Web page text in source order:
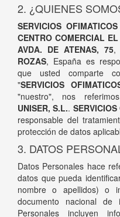
2. ¿QUIENES
SERVICIOS
CENTRO COMERCIAL
AVDA. DE ATENAS, 75,
ROZAS, España es
que usted comparte
"SERVICIOS
"nuestro", nos
UNISER, S.L..
responsable del
protección de datos
3. DATOS
Datos Personales hace
datos que pueda
nombre o apellidos) o
documento nacional
Personales incluyen